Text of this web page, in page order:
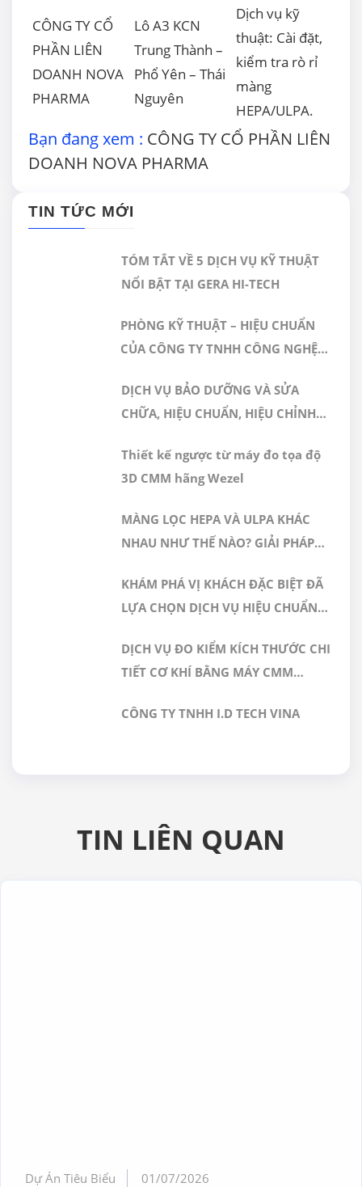
CÔNG TY CỔ
PHẦN LIÊN
DOANH NOVA
PHARMA
Lô A3 KCN
Trung Thành –
Phổ Yên – Thái
Nguyên
Dịch vụ kỹ
thuật: Cài đặt,
kiểm tra rò rỉ
màng
HEPA/ULPA.
Bạn đang xem : CÔNG TY CỔ PHẦN LIÊN
DOANH NOVA PHARMA
TIN TỨC MỚI
TÓM TẮT VỀ 5 DỊCH VỤ KỸ THUẬT
NỔI BẬT TẠI GERA HI-TECH
PHÒNG KỸ THUẬT – HIỆU CHUẨN
CỦA CÔNG TY TNHH CÔNG NGHỆ
NHẬN ĐÁP ỨNG TIÊU CHUẨN
ISO/IEC 17025:2017
DỊCH VỤ BẢO DƯỠNG VÀ SỬA
CHỮA, HIỆU CHUẨN, HIỆU CHỈNH
Thiết kế ngược từ máy đo tọa độ
3D CMM hãng Wezel
MÀNG LỌC HEPA VÀ ULPA KHÁC
NHAU NHƯ THẾ NÀO? GIẢI PHÁP
DƯỢC PHẨM
KHÁM PHÁ VỊ KHÁCH ĐẶC BIỆT ĐÃ
LỰA CHỌN DỊCH VỤ HIỆU CHUẨN
DỊCH VỤ ĐO KIỂM KÍCH THƯỚC CHI
TIẾT CƠ KHÍ BẰNG MÁY CMM
VIỆT NAM
CÔNG TY TNHH I.D TECH VINA
TIN LIÊN QUAN
Dự Án Tiêu Biểu 01/07/2026